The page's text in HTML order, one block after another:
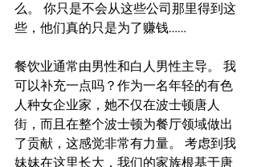
么。 你只是不会从这些公司那里得到这
些，他们真的只是为了赚钱……
餐饮业通常由男性和白人男性主导。 我
可以补充一点吗？作为一名年轻的有色
人种女企业家，她不仅在波士顿唐人
街，而且在整个波士顿为餐厅领域做出
了贡献，这感觉非常有力量。 考虑到我
妹妹在这里长大，我们的家族根基于唐